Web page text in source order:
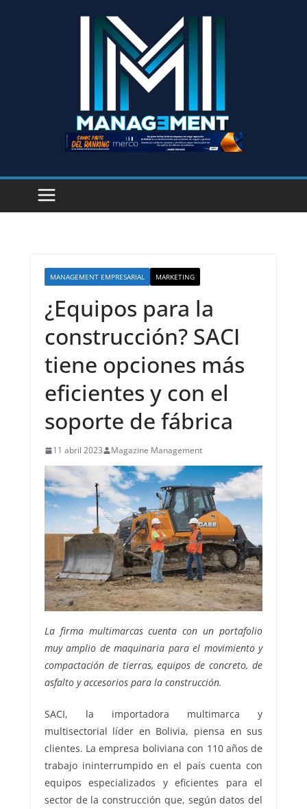
MANAGEMENT EMPRESARIAL MARKETING
¿Equipos para la
construcción? SACI
tiene opciones más
eficientes y con el
soporte de fábrica
11 abril 2023 Magazine Management
La firma multimarcas cuenta con un portafolio
muy amplio de maquinaria para el movimiento y
compactación de tierras, equipos de concreto, de
asfalto y accesorios para la construcción.
SACI, la importadora multimarca y
multisectorial líder en Bolivia, piensa en sus
clientes. La empresa boliviana con 110 años de
trabajo ininterrumpido en el país cuenta con
equipos especializados y eficientes para el
sector de la construcción que, según datos del